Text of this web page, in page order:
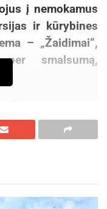
į nemokamus
ir kūrybines
– „Žaidimai“,
smalsumą,
organizuoja
renginį
Prie
nakties